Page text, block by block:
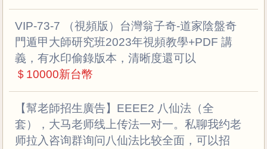
VIP-73-7 （視頻版）台灣翁子奇-道家陰盤奇
門遁甲大師研究班2023年視頻教學+PDF 講
義，有水印偷錄版本，清晰度還可以
＄10000新台幣
【幫老師招生廣告】EEEE2 八仙法（全
套），大马老师线上传法一对一。私聊我约老
师拉入咨询群询问八仙法比较全面，可以招